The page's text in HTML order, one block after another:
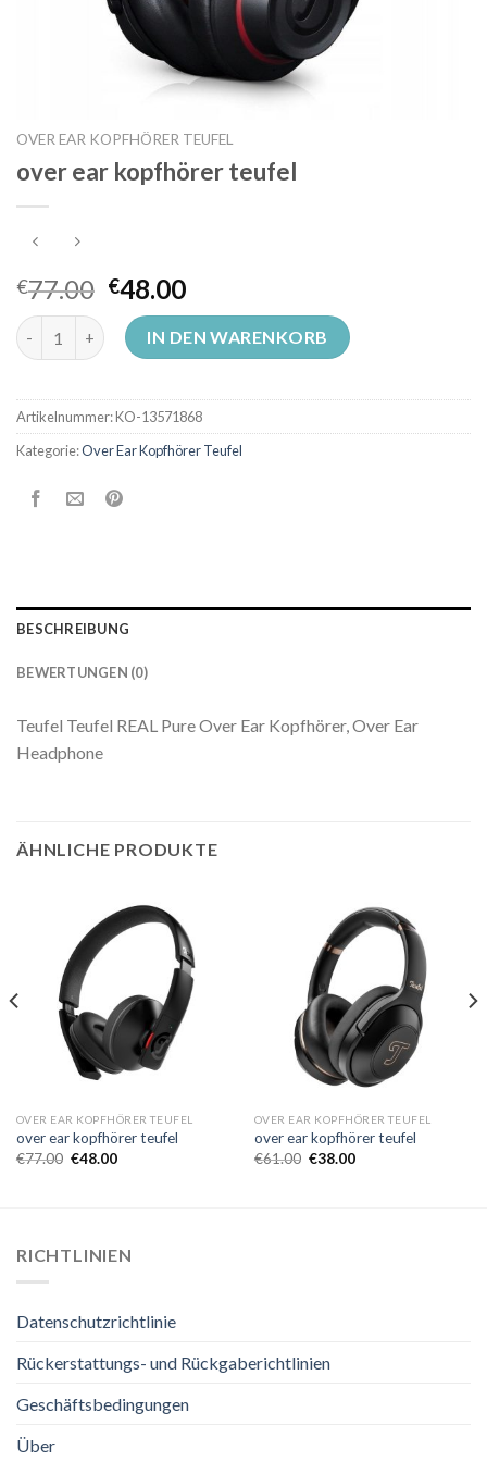
OVER EAR KOPFHÖRER TEUFEL
over ear kopfhörer teufel
€77.00 €48.00
over ear kopfhörer teufel Menge
IN DEN WARENKORB
Artikelnummer:KO-13571868
Kategorie:Over Ear Kopfhörer Teufel
BESCHREIBUNG
BEWERTUNGEN (0)
Teufel Teufel REAL Pure Over Ear Kopfhörer, Over Ear
Headphone
ÄHNLICHE PRODUKTE
OVER EAR KOPFHÖRER TEUFEL
over ear kopfhörer teufel
€77.00 €48.00
OVER EAR KOPFHÖRER TEUFEL
over ear kopfhörer teufel
€61.00 €38.00
RICHTLINIEN
Datenschutzrichtlinie
Rückerstattungs- und Rückgaberichtlinien
Geschäftsbedingungen
Über